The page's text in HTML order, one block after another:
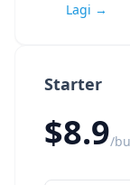
Starter
$8.9/
Lagi →